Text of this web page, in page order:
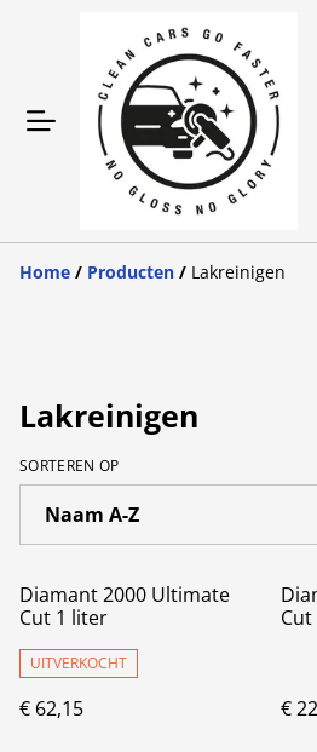
Home / Producten / Lakreinigen
Lakreinigen
SORTEREN OP
Diamant 2000 Ultimate
Cut 1 liter
UITVERKOCHT
€ 62,15 €